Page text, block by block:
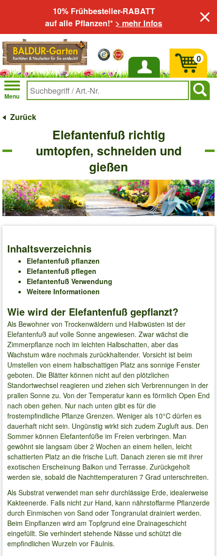
10% Frühbesteller-RABATT
auf alle Pflanzen!* > mehr Infos
Anmelden
Menu
0
Zurück
Elefantenfuß richtig
umtopfen, schneiden und
gießen
Inhaltsverzeichnis
Elefantenfuß pflanzen
Elefantenfuß pflegen
Elefantenfuß Verwendung
Weitere Informationen
Wie wird der Elefantenfuß gepflanzt?
Als Bewohner von Trockenwäldern und Halbwüsten ist der
Elefantenfuß auf volle Sonne angewiesen. Zwar wächst die
Zimmerpflanze noch im leichten Halbschatten, aber das
Wachstum wäre nochmals zurückhaltender. Vorsicht ist beim
Umstellen von einem halbschattigen Platz ans sonnige Fenster
geboten. Die Blätter können nicht auf den plötzlichen
Standortwechsel reagieren und ziehen sich Verbrennungen in der
prallen Sonne zu. Von der Temperatur kann es förmlich Open End
nach oben gehen. Nur nach unten gibt es für die
frostempfindliche Pflanze Grenzen. Weniger als 10°C dürfen es
dauerhaft nicht sein. Ungünstig wirkt sich zudem Zugluft aus. Den
Sommer können Elefantenfüße im Freien verbringen. Man
gewöhnt sie langsam über 2 Wochen an einem hellen, leicht
schattierten Platz an die frische Luft. Danach zieren sie mit ihrer
exotischen Erscheinung Balkon und Terrasse. Zurückgeholt
werden sie, sobald die Nachttemperaturen 7 Grad unterschreiten.
Als Substrat verwendet man sehr durchlässige Erde, idealerweise
Kakteenerde. Falls nicht zur Hand, kann nährstoffarme Pflanzerde
durch Einmischen von Sand oder Tongranulat drainiert werden.
Beim Einpflanzen wird am Topfgrund eine Drainageschicht
eingefüllt. Sie verhindert stehende Nässe und schützt die
empfindlichen Wurzeln vor Fäulnis.